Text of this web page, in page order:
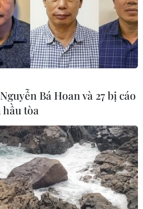
đề nghị mua trực tiếp
của Pfizer
đốc hãng Pfizer, Thống đốc bang
cho biết New York đang phải
Bá Hoan và 27 bị cáo
tòa